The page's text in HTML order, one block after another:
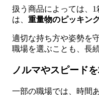
扱う商品によっては、
は、 重量物のピッキン
適切な持ち方や姿勢を
職場を選ぶことも、長
ノルマやスピード
一部の職場では、時間